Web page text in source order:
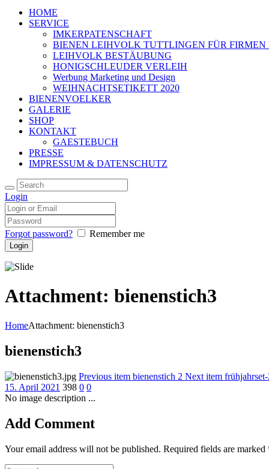
HOME
SERVICE
IMKERPATENSCHAFT
BIENEN LEIHVOLK TUTTLINGEN FÜR FIRMEN
LEIHVOLK BESTÄUBUNG
HONIGSCHLEUDER VERLEIH
Werbung Marketing und Design
WEIHNACHTSETIKETT 2020
BIENENVOELKER
GALERIE
SHOP
KONTAKT
GAESTEBUCH
PRESSE
IMPRESSUM & DATENSCHUTZ
Login
Forgot password? Remember me
Attachment: bienenstich3
HomeAttachment: bienenstich3
bienenstich3
Previous item bienenstich 2 Next item frühjahrset-
15. April 2021 398 0 0
No image description ...
Add Comment
Your email address will not be published. Required fields are marked